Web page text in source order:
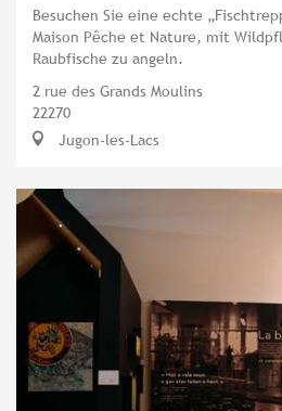
Besuchen Sie eine echte
Maison Pêche et Nature, mit
Raubfische zu angeln.
2 rue des Grands Moulins
22270
Jugon-les-Lacs